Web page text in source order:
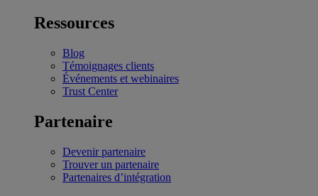
Ressources
Blog
Témoignages clients
Événements et webinaires
Trust Center
Partenaire
Devenir partenaire
Trouver un partenaire
Partenaires d’intégration